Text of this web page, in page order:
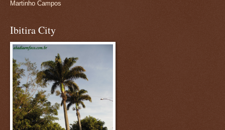
Martinho Campos
Ibitira City